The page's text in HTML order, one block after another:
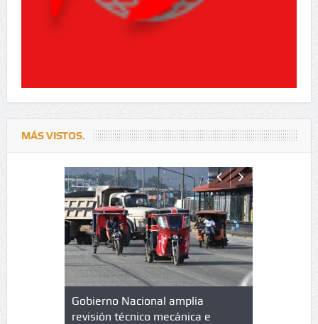
MÁS VISTOS.
de
Gobierno Nacional amplia
revisión técnico mecánica e
cuáles